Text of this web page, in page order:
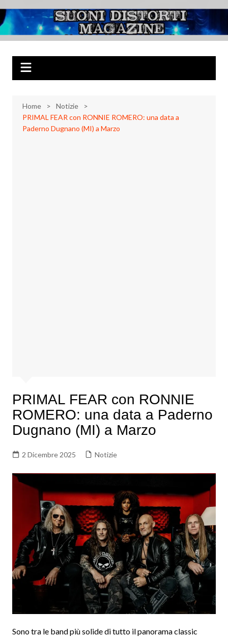
al
contenuto
Suoni Distorti
Magazine
Musica Rock, Metal, Punk e varie sonorità alternative
Home
Notizie
PRIMAL FEAR con RONNIE ROMERO: una data a
Paderno Dugnano (MI) a Marzo
PRIMAL FEAR con RONNIE
ROMERO: una data a Paderno
Dugnano (MI) a Marzo
2 Dicembre 2025 Notizie
Sono tra le band più solide di tutto il panorama classic